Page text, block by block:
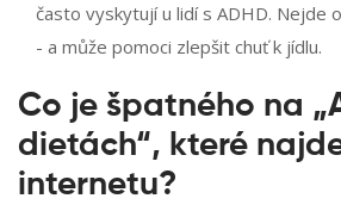
často vyskytují u lidí s ADHD. Nejde
- a může pomoci zlepšit chuť k jídlu.
Co je špatného na
dietách“, které
internetu?